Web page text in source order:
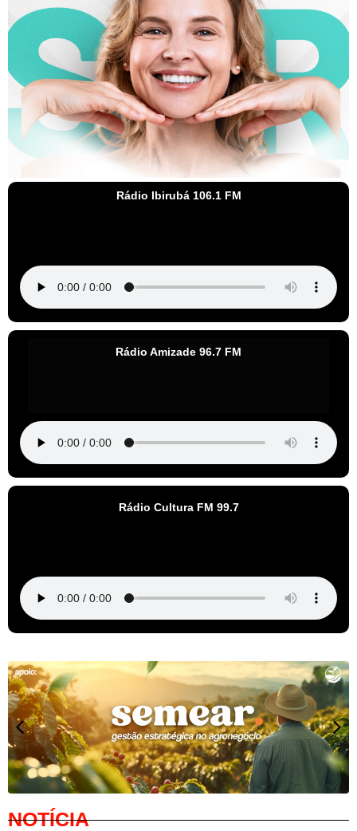
Rádio Ibirubá 106.1 FM
Rádio Amizade 96.7 FM
Rádio Cultura FM 99.7
NOTÍCIA